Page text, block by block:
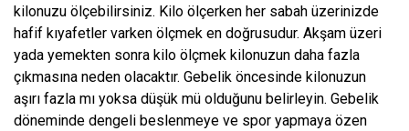
kilonuzu ölçebilirsiniz. Kilo ölçerken her sabah üzerinizde
hafif kıyafetler varken ölçmek en doğrusudur. Akşam üzeri
yada yemekten sonra kilo ölçmek kilonuzun daha fazla
çıkmasına neden olacaktır. Gebelik öncesinde kilonuzun
aşırı fazla mı yoksa düşük mü olduğunu belirleyin. Gebelik
döneminde dengeli beslenmeye ve spor yapmaya özen